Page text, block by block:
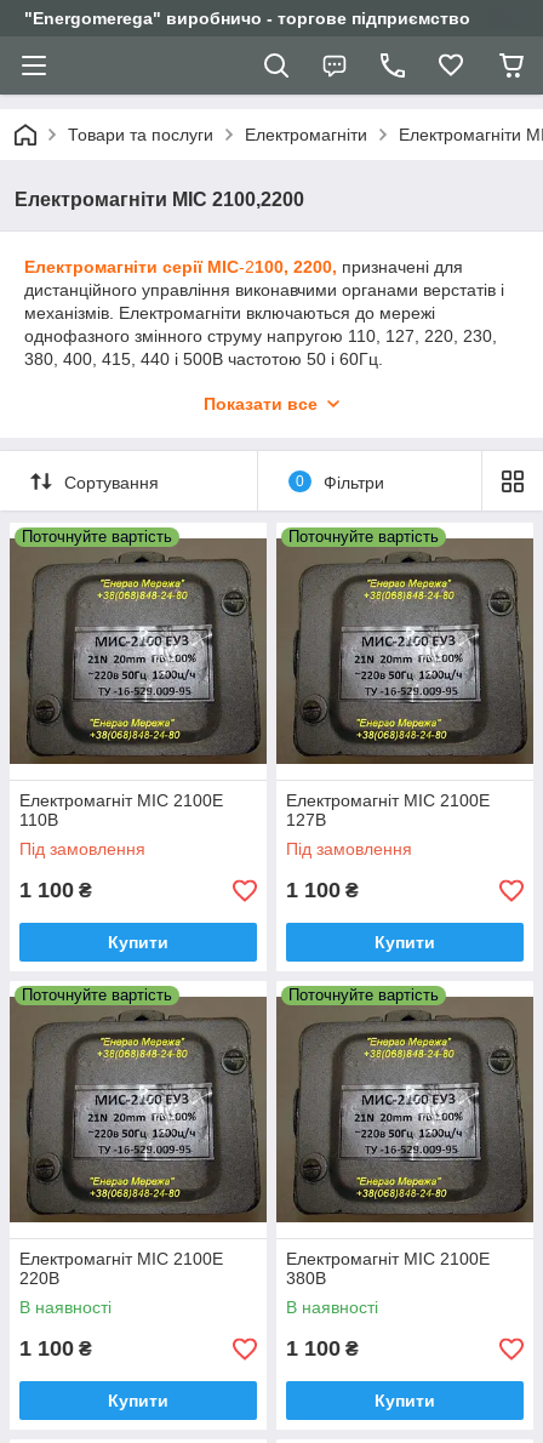
"Еnergomerega" виробничо - торгове підприємство
Товари та послуги Електромагніти Електромагніти
Електромагніти МІС 2100,2200
Електромагніти серії МІС-2100, 2200, призначені для
дистанційного управління виконавчими органами верстатів і
механізмів. Електромагніти включаються до мережі
однофазного змінного струму напругою 110, 127, 220, 230,
380, 400, 415, 440 і 500В частотою 50 і 60Гц.
температурот-40 до +40°С.
Навколишнє середовище вибухобезпечна, не містить пилу в
кількості, що порушує роботу електромагнітів, а також
агресивних газів і парів в концентраціях, що руйнують метали
і ізоляцію.
Робоче положення в просторі-вертикальне.
Показати все
Сортування 0 Фільтри
Поточнуйте вартість
Електромагніт МІС 2100Е
110В
Під замовлення
1 100 ₴
Купити
Поточнуйте вартість
Електромагніт МІС 2100Е
127В
Під замовлення
1 100 ₴
Купити
Поточнуйте вартість
Електромагніт МІС 2100Е
220В
В наявності
1 100 ₴
Купити
Поточнуйте вартість
Електромагніт МІС 2100Е
380В
В наявності
1 100 ₴
Купити